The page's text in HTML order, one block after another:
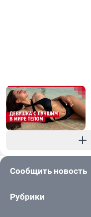
Сообщить новость
Рубрики